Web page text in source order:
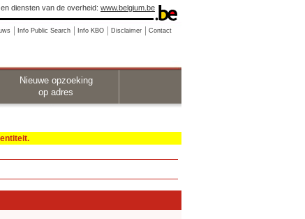
diensten van de overheid: www.belgium.be
Info Public Search Info KBO Disclaimer Contact
Nieuwe opzoeking
op adres